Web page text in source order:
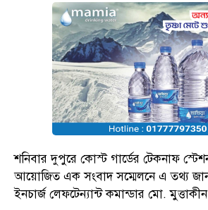
শনিবার দুপুরে কোস্ট গার্ডের টেকনাফ
আয়োজিত এক সংবাদ সম্মেলনে এ তথ্য
ইনচার্জ লেফটেন্যান্ট কমান্ডার মো. মুত্তাকীন